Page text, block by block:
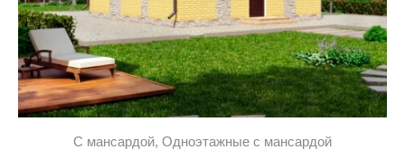
C мансардой, Одноэтажные с мансардой